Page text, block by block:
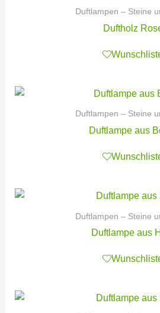
Duftlampen – Steine
Duftholz
Duftlampen – Steine
Duftlampe aus
Duftlampen – Steine
Duftlampe aus